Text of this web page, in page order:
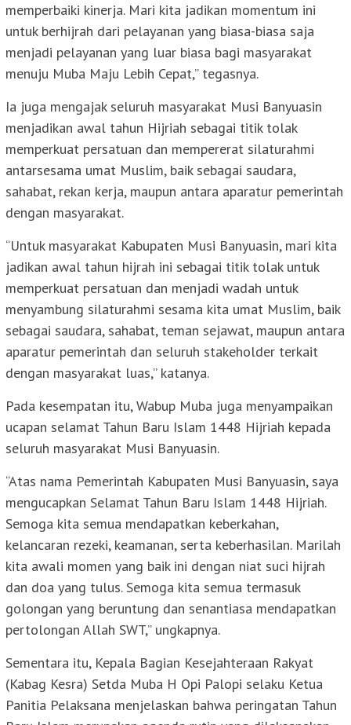
memperbaiki kinerja. Mari kita jadikan momentum ini
untuk berhijrah dari pelayanan yang biasa-biasa saja
menjadi pelayanan yang luar biasa bagi masyarakat
menuju Muba Maju Lebih Cepat,” tegasnya.
Ia juga mengajak seluruh masyarakat Musi Banyuasin
menjadikan awal tahun Hijriah sebagai titik tolak
memperkuat persatuan dan mempererat silaturahmi
antarsesama umat Muslim, baik sebagai saudara,
sahabat, rekan kerja, maupun antara aparatur pemerintah
dengan masyarakat.
“Untuk masyarakat Kabupaten Musi Banyuasin, mari kita
jadikan awal tahun hijrah ini sebagai titik tolak untuk
memperkuat persatuan dan menjadi wadah untuk
menyambung silaturahmi sesama kita umat Muslim, baik
sebagai saudara, sahabat, teman sejawat, maupun antara
aparatur pemerintah dan seluruh stakeholder terkait
dengan masyarakat luas,” katanya.
Pada kesempatan itu, Wabup Muba juga menyampaikan
ucapan selamat Tahun Baru Islam 1448 Hijriah kepada
seluruh masyarakat Musi Banyuasin.
“Atas nama Pemerintah Kabupaten Musi Banyuasin, saya
mengucapkan Selamat Tahun Baru Islam 1448 Hijriah.
Semoga kita semua mendapatkan keberkahan,
kelancaran rezeki, keamanan, serta keberhasilan. Marilah
kita awali momen yang baik ini dengan niat suci hijrah
dan doa yang tulus. Semoga kita semua termasuk
golongan yang beruntung dan senantiasa mendapatkan
pertolongan Allah SWT,” ungkapnya.
Sementara itu, Kepala Bagian Kesejahteraan Rakyat
(Kabag Kesra) Setda Muba H Opi Palopi selaku Ketua
Panitia Pelaksana menjelaskan bahwa peringatan Tahun